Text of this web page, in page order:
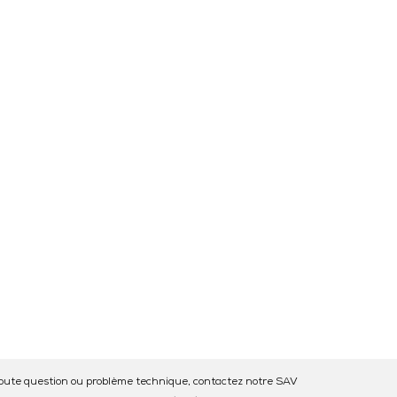
question ou problème technique, contactez notre SAV